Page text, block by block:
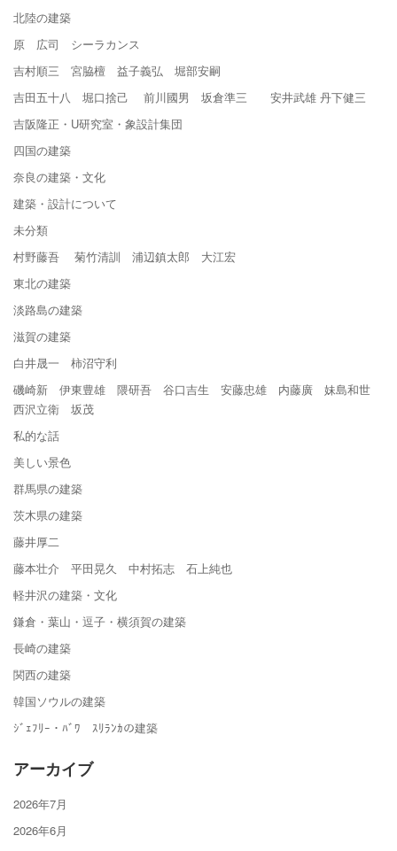
北陸の建築
原 広司 シーラカンス
吉村順三 宮脇檀 益子義弘 堀部安嗣
吉田五十八 堀口捨己 前川國男 坂倉準三 安井武雄 丹下健三
吉阪隆正・U研究室・象設計集団
四国の建築
奈良の建築・文化
建築・設計について
未分類
村野藤吾 菊竹清訓 浦辺鎮太郎 大江宏
東北の建築
淡路島の建築
滋賀の建築
白井晟一 柿沼守利
磯崎新 伊東豊雄 隈研吾 谷口吉生 安藤忠雄 内藤廣 妹島和世
西沢立衛 坂茂
私的な話
美しい景色
群馬県の建築
茨木県の建築
藤井厚二
藤本壮介 平田晃久 中村拓志 石上純也
軽井沢の建築・文化
鎌倉・葉山・逗子・横須賀の建築
長崎の建築
関西の建築
韓国ソウルの建築
ｼﾞｪﾌﾘｰ・ﾊﾞﾜ ｽﾘﾗﾝｶの建築
アーカイブ
2026年7月
2026年6月